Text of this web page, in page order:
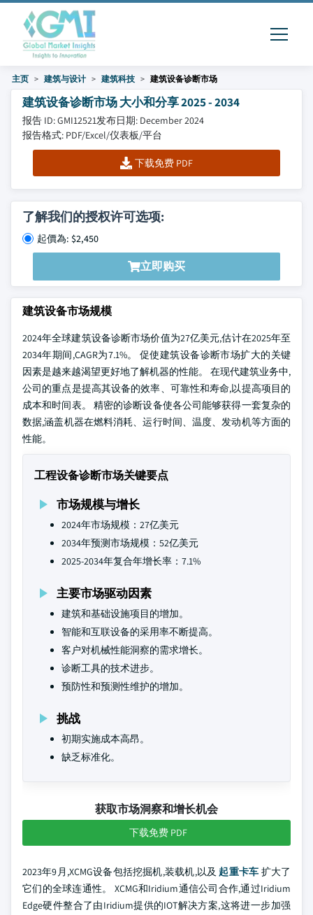
主页 建筑与设计 建筑科技 建筑设备诊断市场
建筑设备诊断市场 大小和分享 2025 - 2034
报告 ID: GMI12521发布日期: December 2024
报告格式: PDF/Excel/仪表板/平台
下载免费 PDF
了解我们的授权许可选项:
起價為: $2,450
立即购买
建筑设备市场规模
2024年全球建筑设备诊断市场价值为27亿美元,估计在2025年至
2034年期间,CAGR为7.1%。 促使建筑设备诊断市场扩大的关键
因素是越来越渴望更好地了解机器的性能。 在现代建筑业务中,
公司的重点是提高其设备的效率、可靠性和寿命,以提高项目的
成本和时间表。 精密的诊断设备使各公司能够获得一套复杂的
数据,涵盖机器在燃料消耗、运行时间、温度、发动机等方面的
性能。
工程设备诊断市场关键要点
市场规模与增长
2024年市场规模：27亿美元
2034年预测市场规模：52亿美元
2025-2034年复合年增长率：7.1%
主要市场驱动因素
建筑和基础设施项目的增加。
智能和互联设备的采用率不断提高。
客户对机械性能洞察的需求增长。
诊断工具的技术进步。
预防性和预测性维护的增加。
挑战
初期实施成本高昂。
缺乏标准化。
获取市场洞察和增长机会
下载免费 PDF
2023年9月,XCMG设备包括挖掘机,装载机,以及 起重卡车 扩大了
它们的全球连通性。 XCMG和Iridium通信公司合作,通过Iridium
Edge硬件整合了由Iridium提供的IOT解决方案,这将进一步加强